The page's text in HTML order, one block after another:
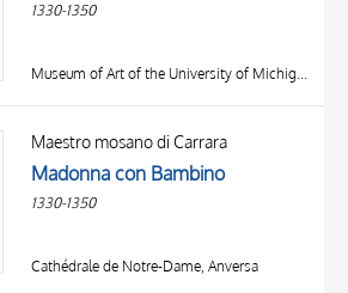
1330-1350
Museum of Art of the University of Michigan, Ann Arbor (MI)
Maestro mosano di Carrara
Madonna con Bambino
1330-1350
Cathédrale de Notre-Dame, Anversa